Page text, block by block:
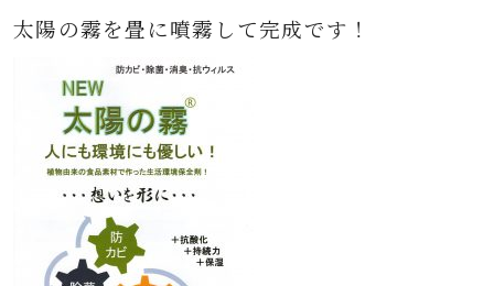
太陽の霧を畳に噴霧して完成です！